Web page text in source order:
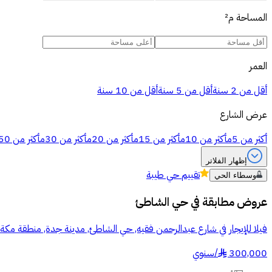
المساحة م²
العمر
أقل من 2 سنة
أقل من 5 سنة
أقل من 10 سنة
عرض الشارع
أكثر من 5م
أكثر من 10م أكثر من 15م أكثر من 20م أكثر من 30م أكثر من 50م
إظهار الفلاتر
وسطاء الحي
تقييمحي طيبة
عروض مطابقة فيحي الشاطئ
فيلا للإيجار في شارع عبدالرحمن فقيه, حي الشاطئ, مدينة جدة, منطقة
300,000
§
/سنوي